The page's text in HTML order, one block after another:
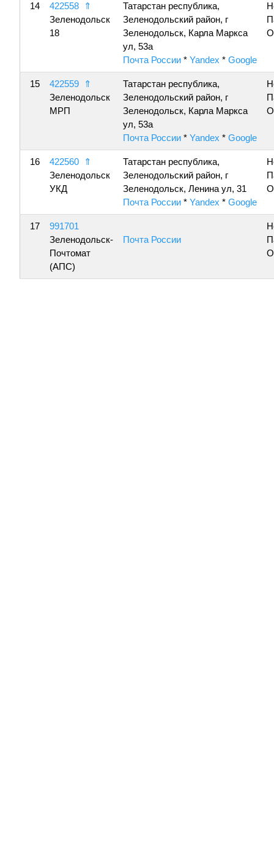
14 422558
⇑
Зеленодольск
18
Татарстан республика,
Зеленодольский район, г
Зеленодольск, Карла Маркса
ул, 53а
Почта России * Yandex * Google
15 422559
⇑
Зеленодольск
МРП
Татарстан республика,
Зеленодольский район, г
Зеленодольск, Карла Маркса
ул, 53а
Почта России * Yandex * Google
16 422560
⇑
Зеленодольск
УКД
Татарстан республика,
Зеленодольский район, г
Зеленодольск, Ленина ул, 31
Почта России * Yandex * Google
17
991701
Зеленодольск-
Почтомат
(АПС)
Почта России